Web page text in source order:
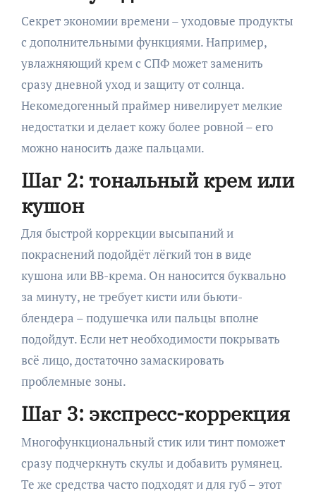
Секрет экономии времени – уходовые продукты
с дополнительными функциями. Например,
увлажняющий крем с СПФ может заменить
сразу дневной уход и защиту от солнца.
Некомедогенный праймер нивелирует мелкие
недостатки и делает кожу более ровной – его
можно наносить даже пальцами.
Шаг 2: тональный крем или
кушон
Для быстрой коррекции высыпаний и
покраснений подойдёт лёгкий тон в виде
кушона или ВВ-крема. Он наносится буквально
за минуту, не требует кисти или бьюти-
блендера – подушечка или пальцы вполне
подойдут. Если нет необходимости покрывать
всё лицо, достаточно замаскировать
проблемные зоны.
Шаг 3: экспресс-коррекция
Многофункциональный стик или тинт поможет
сразу подчеркнуть скулы и добавить румянец.
Те же средства часто подходят и для губ – этот